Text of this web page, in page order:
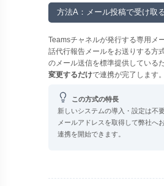
方法A：メール投稿で受け取
Teamsチャネルが発行する専用メ
話代行報告メールをお送りする方
のメール送信を標準提供しているた
変更するだけで連携が完了します。
この方式の特長
新しいシステムの導入・設定は不
メールアドレスを取得して弊社へ
連携を開始できます。